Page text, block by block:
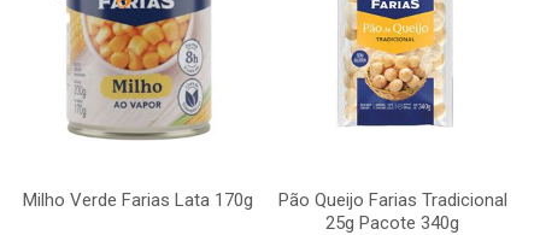
Milho Verde Farias Lata 170g
Pão Queijo Farias Tradicional
25g Pacote 340g